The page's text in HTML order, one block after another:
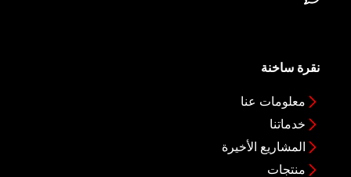
نقرة ساخنة
معلومات عنا
خدماتنا
المشاريع الأخيرة
منتجات